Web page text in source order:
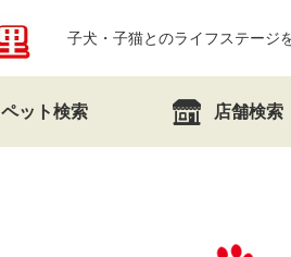
子犬・子猫とのライフステージ
ペット検索 店舗検索